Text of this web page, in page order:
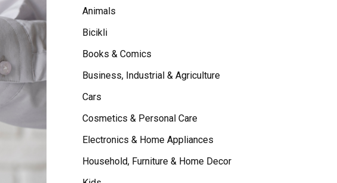
Animals
Bicikli
Books & Comics
Business, Industrial & Agriculture
Cars
Cosmetics & Personal Care
Electronics & Home Appliances
Household, Furniture & Home Decor